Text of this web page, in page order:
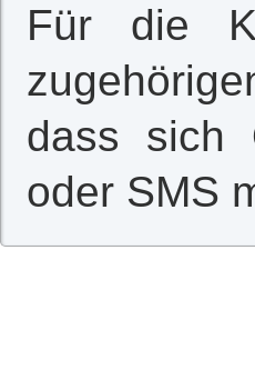
Für die
dass sich
oder SMS